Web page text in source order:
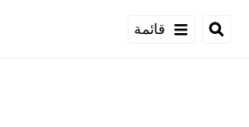
قائمة